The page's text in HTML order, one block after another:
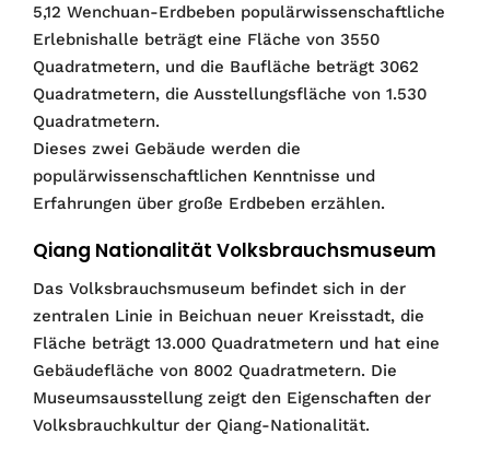
5,12 Wenchuan-Erdbeben populärwissenschaftliche
Erlebnishalle beträgt eine Fläche von 3550
Quadratmetern, und die Baufläche beträgt 3062
Quadratmetern, die Ausstellungsfläche von 1.530
Quadratmetern.
Dieses zwei Gebäude werden die
populärwissenschaftlichen Kenntnisse und
Erfahrungen über große Erdbeben erzählen.
Qiang Nationalität Volksbrauchsmuseum
Das Volksbrauchsmuseum befindet sich in der
zentralen Linie in Beichuan neuer Kreisstadt, die
Fläche beträgt 13.000 Quadratmetern und hat eine
Gebäudefläche von 8002 Quadratmetern. Die
Museumsausstellung zeigt den Eigenschaften der
Volksbrauchkultur der Qiang-Nationalität.